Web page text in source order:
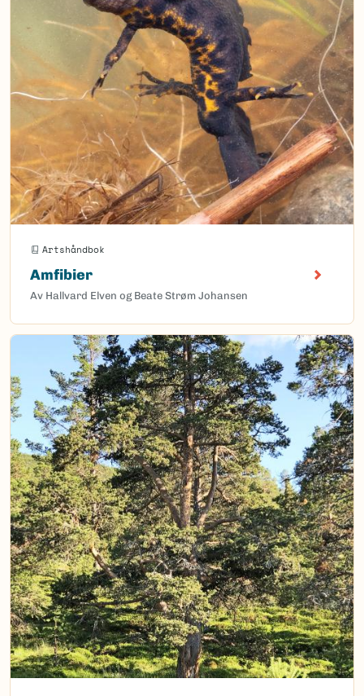
Artshåndbok
Amfibier
Av Hallvard Elven og Beate Strøm Johansen